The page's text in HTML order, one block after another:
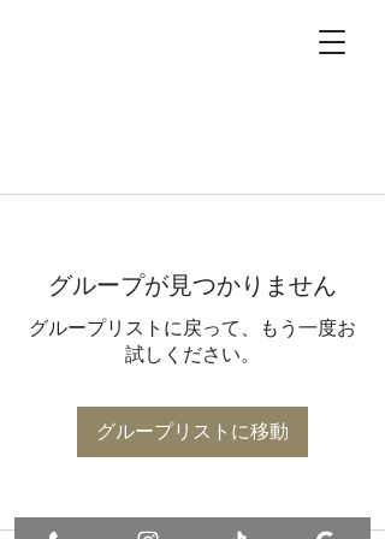
グループが見つかりません
グループリストに戻って、もう一度お
試しください。
グループリストに移動